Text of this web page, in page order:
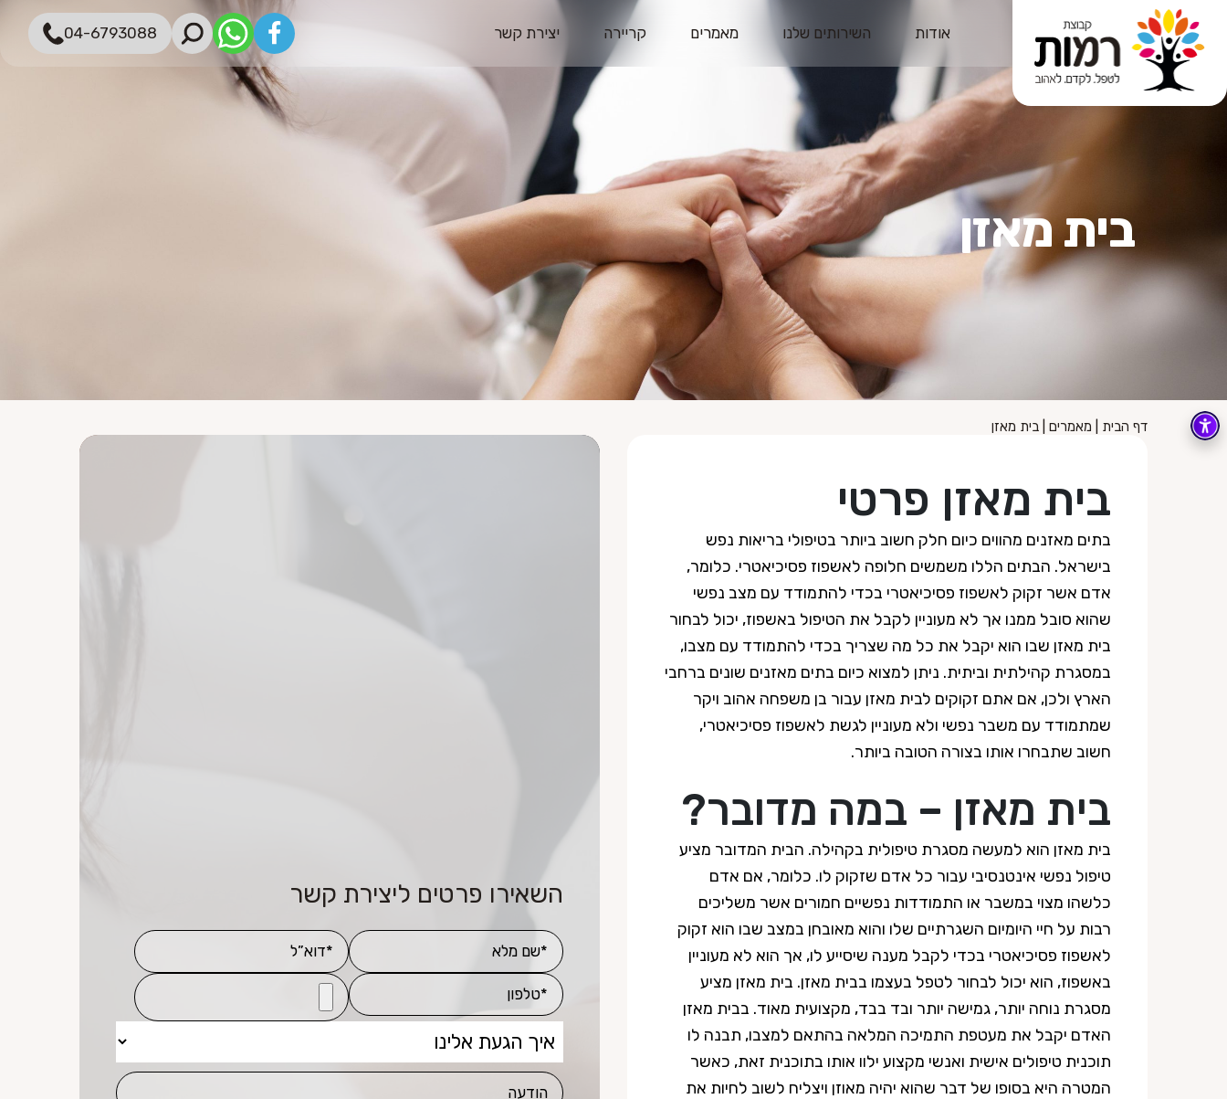
אודות השירותים שלנו מאמרים קריירה יצירת קשר 04-6793088
בית מאזן
דף הבית מאמרים בית מאזן
בית מאזן פרטי
בתים מאזנים מהווים כיום חלק חשוב ביותר בטיפולי בריאות נפש
בישראל. הבתים הללו משמשים חלופה לאשפוז פסיכיאטרי. כלומר,
אדם אשר זקוק לאשפוז פסיכיאטרי בכדי להתמודד עם מצב נפשי
שהוא סובל ממנו אך לא מעוניין לקבל את הטיפול באשפוז, יכול לבחור
בית מאזן שבו הוא יקבל את כל מה שצריך בכדי להתמודד עם מצבו,
במסגרת קהילתית וביתית. ניתן למצוא כיום בתים מאזנים שונים ברחבי
הארץ ולכן, אם אתם זקוקים לבית מאזן עבור בן משפחה אהוב ויקר
שמתמודד עם משבר נפשי ולא מעוניין לגשת לאשפוז פסיכיאטרי,
חשוב שתבחרו אותו בצורה הטובה ביותר.
בית מאזן – במה מדובר?
בית מאזן הוא למעשה מסגרת טיפולית בקהילה. הבית המדובר מציע
טיפול נפשי אינטנסיבי עבור כל אדם שזקוק לו. כלומר, אם אדם
כלשהו מצוי במשבר או התמודדות נפשיים חמורים אשר משליכים
רבות על חיי היומיום השגרתיים שלו והוא מאובחן במצב שבו הוא זקוק
לאשפוז פסיכיאטרי בכדי לקבל מענה שיסייע לו, אך הוא לא מעוניין
באשפוז, הוא יכול לבחור לטפל בעצמו בבית מאזן. בית מאזן מציע
מסגרת נוחה יותר, גמישה יותר ובד בבד, מקצועית מאוד. בבית מאזן
האדם יקבל את מעטפת התמיכה המלאה בהתאם למצבו, תבנה לו
תוכנית טיפולים אישית ואנשי מקצוע ילוו אותו בתוכנית זאת, כאשר
המטרה היא בסופו של דבר שהוא יהיה מאוזן ויצליח לשוב לחיות את
השאירו פרטים ליצירת קשר